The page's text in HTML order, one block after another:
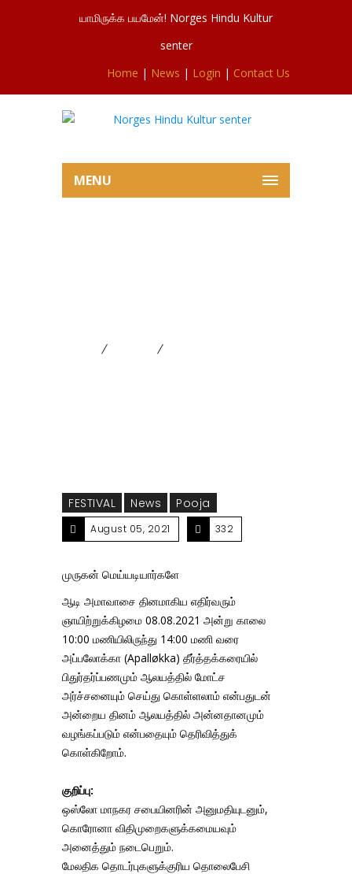
யாமிருக்க பயமேன்! Norges Hindu Kultur
senter
Home | News | Login | Contact Us
MENU
FESTIVAL News Pooja
August 05, 2021 332
முருகன் மெய்யடியார்களே
ஆடி அமாவாசை தினமாகிய எதிர்வரும்
ஞாயிற்றுக்கிழமை 08.08.2021 அன்று காலை
10:00 மணியிலிருந்து 14:00 மணி வரை
அப்பலோக்கா (Apalløkka) தீர்த்தக்கரையில்
பிதுர்தர்ப்பணமும் ஆலயத்தில் மோட்ச
அர்ச்சனையும் செய்து கொள்ளலாம் என்பதுடன்
அன்றைய தினம் ஆலயத்தில் அன்னதானமும்
வழங்கப்படும் என்பதையும் தெரிவித்துக்
கொள்கிறோம்.
குறிப்பு:
ஒஸ்லோ மாநகர சபையினரின் அனுமதியுடனும்,
கொரோனா விதிமுறைகளுக்கமையவும்
அனைத்தும் நடைபெறும்.
மேலதிக தொடர்புகளுக்குரிய தொலைபேசி